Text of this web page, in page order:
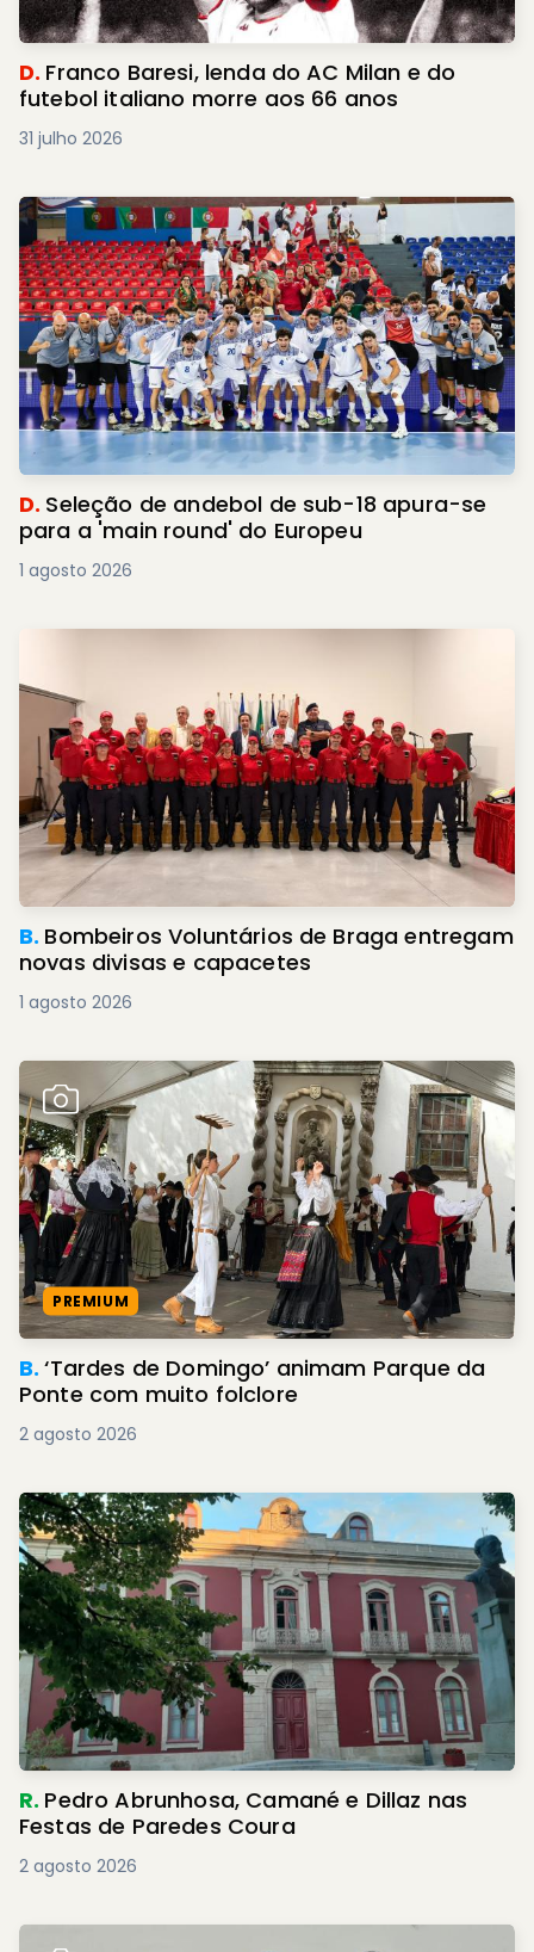
D. Franco Baresi, lenda do AC Milan e do
futebol italiano morre aos 66 anos
31 julho 2026
D. Seleção de andebol de sub-18 apura-se
para a 'main round' do Europeu
1 agosto 2026
B. Bombeiros Voluntários de Braga entregam
novas divisas e capacetes
1 agosto 2026
PREMIUM
B.‘Tardes de Domingo’ animam Parque da
Ponte com muito folclore
2 agosto 2026
R. Pedro Abrunhosa, Camané e Dillaz nas
Festas de Paredes Coura
2 agosto 2026